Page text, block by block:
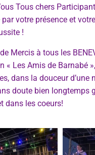
Tous chers
votre présence et
!
Mercis à tous les
« Les Amis de Barnabé
dans la douceur d’une
doute bien longtemps
dans les coeurs!